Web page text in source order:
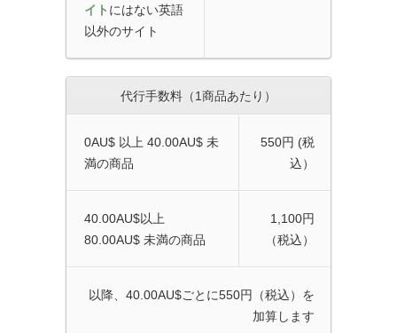
イト にはない英語
以外のサイト
代行手数料（1商品あたり）
0AU$ 以上 40.00AU$ 未
満の商品
550円 (税
込）
40.00AU$以上
80.00AU$ 未満の商品
1,100円
（税込）
以降、40.00AU$ごとに550円（税込）を
加算します